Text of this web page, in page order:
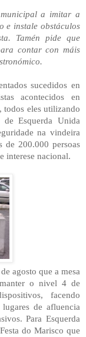
a imitar a
e instale obstáculos
Tamén pide que
contar con máis
sucedidos en
acontecidos en
todos eles utilizando
Esquerda Unida
na vindeira
de 200.000 persoas
interese nacional.
agosto que a mesa
o nivel 4 de
facendo
de afluencia
Para Esquerda
do Marisco que